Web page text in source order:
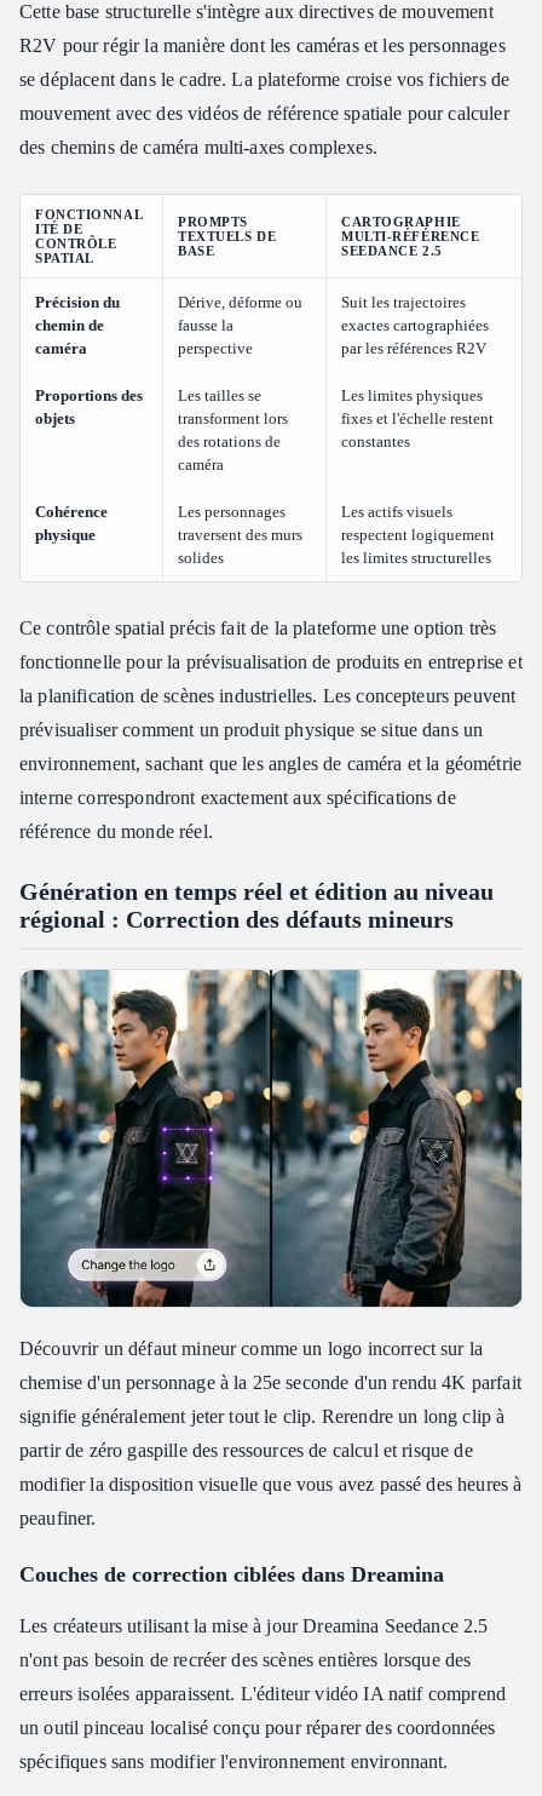
Cette base structurelle s'intègre aux directives de mouvement
R2V pour régir la manière dont les caméras et les personnages
se déplacent dans le cadre. La plateforme croise vos fichiers de
mouvement avec des vidéos de référence spatiale pour calculer
des chemins de caméra multi-axes complexes.
FONCTIONNAL
ITÉ DE
CONTRÔLE
SPATIAL
PROMPTS
TEXTUELS DE
BASE
CARTOGRAPHIE
MULTI-RÉFÉRENCE
SEEDANCE 2.5
Précision du
chemin de
caméra
Dérive, déforme ou
fausse la
perspective
Suit les trajectoires
exactes cartographiées
par les références R2V
Proportions des
objets
Les tailles se
transforment lors
des rotations de
caméra
Les limites physiques
fixes et l'échelle restent
constantes
Cohérence
physique
Les personnages
traversent des murs
solides
Les actifs visuels
respectent logiquement
les limites structurelles
Ce contrôle spatial précis fait de la plateforme une option très
fonctionnelle pour la prévisualisation de produits en entreprise et
la planification de scènes industrielles. Les concepteurs peuvent
prévisualiser comment un produit physique se situe dans un
environnement, sachant que les angles de caméra et la géométrie
interne correspondront exactement aux spécifications de
référence du monde réel.
Génération en temps réel et édition au niveau
régional : Correction des défauts mineurs
Découvrir un défaut mineur comme un logo incorrect sur la
chemise d'un personnage à la 25e seconde d'un rendu 4K parfait
signifie généralement jeter tout le clip. Rerendre un long clip à
partir de zéro gaspille des ressources de calcul et risque de
modifier la disposition visuelle que vous avez passé des heures à
peaufiner.
Couches de correction ciblées dans Dreamina
Les créateurs utilisant la mise à jour Dreamina Seedance 2.5
n'ont pas besoin de recréer des scènes entières lorsque des
erreurs isolées apparaissent. L'éditeur vidéo IA natif comprend
un outil pinceau localisé conçu pour réparer des coordonnées
spécifiques sans modifier l'environnement environnant.